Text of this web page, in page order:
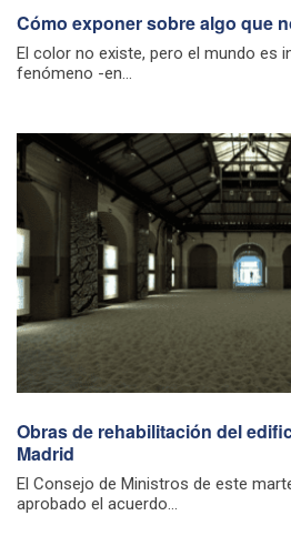
Cómo exponer sobre algo que
El color no existe, pero el mundo es
fenómeno -en...
Obras de rehabilitación del
Madrid
El Consejo de Ministros de este
aprobado el acuerdo...